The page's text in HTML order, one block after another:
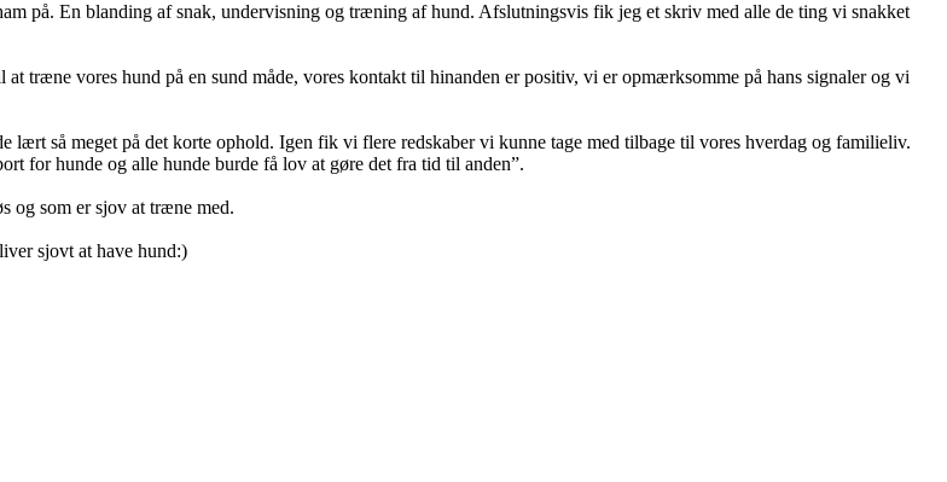
på. En blanding af snak, undervisning og træning af hund. Afslutningsvis fik jeg et skriv med alle de ting vi snakket
træne vores hund på en sund måde, vores kontakt til hinanden er positiv, vi er opmærksomme på hans signaler og vi
så meget på det korte ophold. Igen fik vi flere redskaber vi kunne tage med tilbage til vores hverdag og familieliv.
for hunde og alle hunde burde få lov at gøre det fra tid til anden”.
og som er sjov at træne med.
sjovt at have hund:)